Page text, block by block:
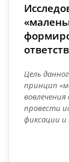
Цель
принцип
провести
фиксации и